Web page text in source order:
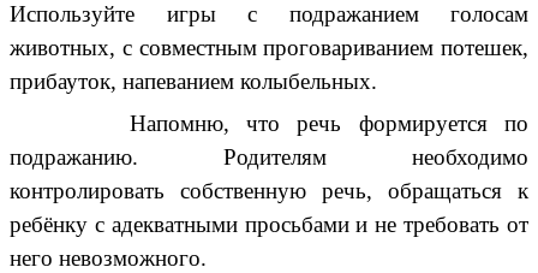
Используйте игры с подражанием голосам
животных, с совместным проговариванием потешек,
прибауток, напеванием колыбельных.
Напомню, что речь формируется по
подражанию. Родителям необходимо
контролировать собственную речь, обращаться к
ребёнку с адекватными просьбами и не требовать от
него невозможного.